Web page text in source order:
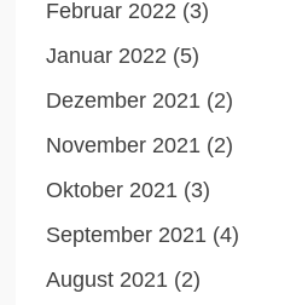
Februar 2022 (3)
Januar 2022 (5)
Dezember 2021 (2)
November 2021 (2)
Oktober 2021 (3)
September 2021 (4)
August 2021 (2)